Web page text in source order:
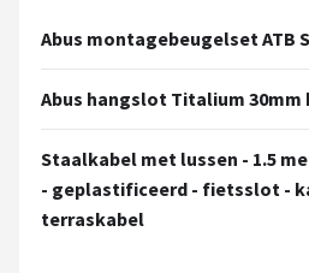
Abus montagebeugelset ATB
Abus hangslot Titalium 30mm
Staalkabel met lussen - 1.5
- geplastificeerd - fietsslot -
terraskabel